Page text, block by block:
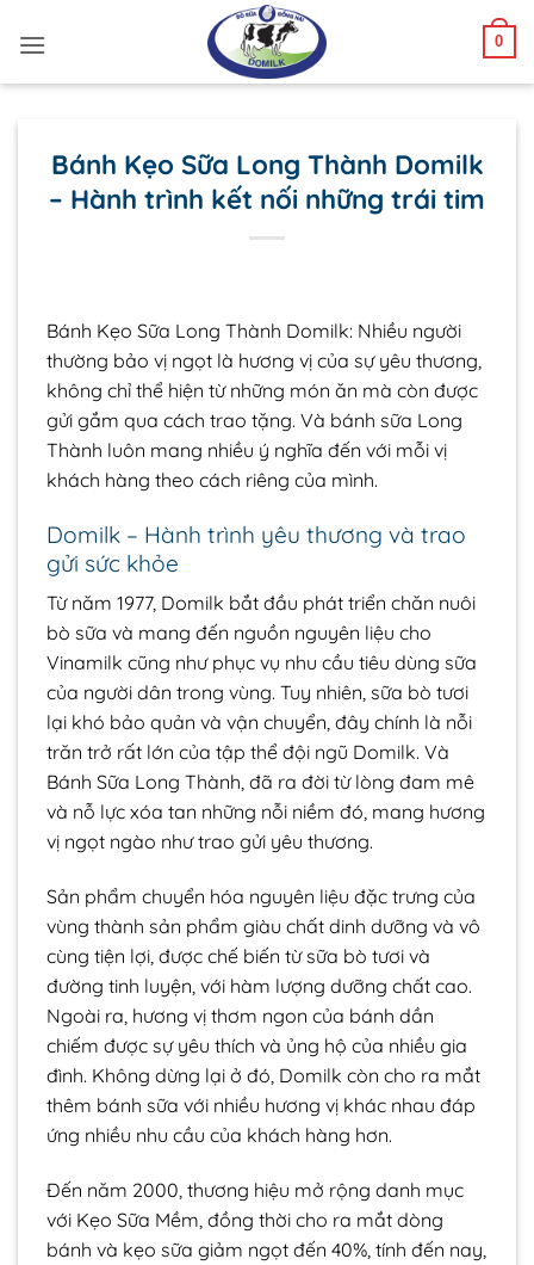
qua
0
Bánh Kẹo Sữa Long Thành Domilk
– Hành trình kết nối những trái tim
Bánh Kẹo Sữa Long Thành Domilk: Nhiều người
thường bảo vị ngọt là hương vị của sự yêu thương,
không chỉ thể hiện từ những món ăn mà còn được
gửi gắm qua cách trao tặng. Và bánh sữa Long
Thành luôn mang nhiều ý nghĩa đến với mỗi vị
khách hàng theo cách riêng của mình.
Domilk – Hành trình yêu thương và trao
gửi sức khỏe
Từ năm 1977, Domilk bắt đầu phát triển chăn nuôi
bò sữa và mang đến nguồn nguyên liệu cho
Vinamilk cũng như phục vụ nhu cầu tiêu dùng sữa
của người dân trong vùng. Tuy nhiên, sữa bò tươi
lại khó bảo quản và vận chuyển, đây chính là nỗi
trăn trở rất lớn của tập thể đội ngũ Domilk. Và
Bánh Sữa Long Thành, đã ra đời từ lòng đam mê
và nỗ lực xóa tan những nỗi niềm đó, mang hương
vị ngọt ngào như trao gửi yêu thương.
Sản phẩm chuyển hóa nguyên liệu đặc trưng của
vùng thành sản phẩm giàu chất dinh dưỡng và vô
cùng tiện lợi, được chế biến từ sữa bò tươi và
đường tinh luyện, với hàm lượng dưỡng chất cao.
Ngoài ra, hương vị thơm ngon của bánh dần
chiếm được sự yêu thích và ủng hộ của nhiều gia
đình. Không dừng lại ở đó, Domilk còn cho ra mắt
thêm bánh sữa với nhiều hương vị khác nhau đáp
ứng nhiều nhu cầu của khách hàng hơn.
Đến năm 2000, thương hiệu mở rộng danh mục
với Kẹo Sữa Mềm, đồng thời cho ra mắt dòng
bánh và kẹo sữa giảm ngọt đến 40%, tính đến nay,